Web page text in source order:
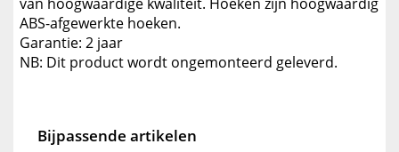
ABS-afgewerkte hoeken.
Garantie: 2 jaar
NB: Dit product wordt ongemonteerd geleverd.
Bijpassende artikelen